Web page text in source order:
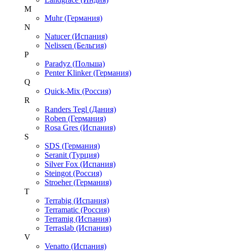
M
Muhr (Германия)
N
Natucer (Испания)
Nelissen (Бельгия)
P
Paradyz (Польша)
Penter Klinker (Германия)
Q
Quick-Mix (Россия)
R
Randers Tegl (Дания)
Roben (Германия)
Rosa Gres (Испания)
S
SDS (Германия)
Seranit (Турция)
Silver Fox (Испания)
Steingot (Россия)
Stroeher (Германия)
T
Terrabig (Испания)
Terramatic (Россия)
Terramig (Испания)
Terraslab (Испания)
V
Venatto (Испания)